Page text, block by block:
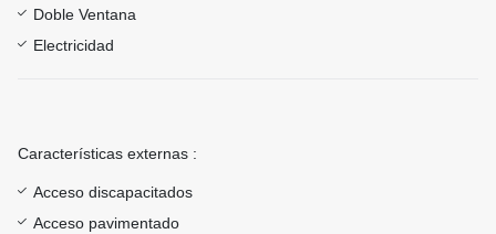
Doble Ventana
Electricidad
Características externas :
Acceso discapacitados
Acceso pavimentado